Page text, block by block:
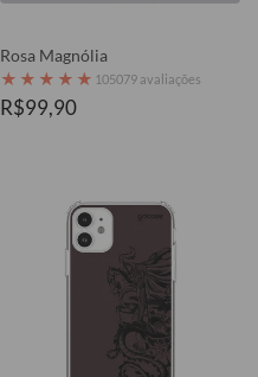
Rosa Magnólia
★ ★ ★ ★ ★ 105079 avaliações
R$99,90